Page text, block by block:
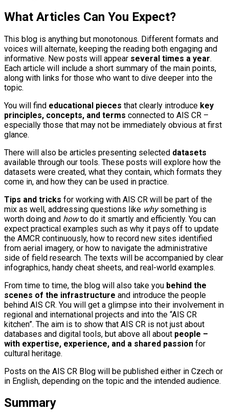
What Articles Can You Expect?
This blog is anything but monotonous. Different formats and
voices will alternate, keeping the reading both engaging and
informative. New posts will appear several times a year.
Each article will include a short summary of the main points,
along with links for those who want to dive deeper into the
topic.
You will find educational pieces that clearly introduce key
principles, concepts, and terms connected to AIS CR –
especially those that may not be immediately obvious at first
glance.
There will also be articles presenting selected datasets
available through our tools. These posts will explore how the
datasets were created, what they contain, which formats they
come in, and how they can be used in practice.
Tips and tricks for working with AIS CR will be part of the
mix as well, addressing questions like whysomething is
worth doing and howto do it smartly and efficiently. You can
expect practical examples such as why it pays off to update
the AMCR continuously, how to record new sites identified
from aerial imagery, or how to navigate the administrative
side of field research. The texts will be accompanied by clear
infographics, handy cheat sheets, and real-world examples.
From time to time, the blog will also take you behind the
scenes of the infrastructure and introduce the people
behind AIS CR. You will get a glimpse into their involvement in
regional and international projects and into the “AIS CR
kitchen”. The aim is to show that AIS CR is not just about
databases and digital tools, but above all about people –
with expertise, experience, and a shared passion for
cultural heritage.
Posts on the AIS CR Blog will be published either in Czech or
in English, depending on the topic and the intended audience.
Summary